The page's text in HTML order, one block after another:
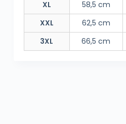
XL
58,5 cm
XXL
62,5 cm
3XL
66,5 cm